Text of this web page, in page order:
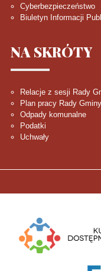
Cyberbezpieczeństwo
Biuletyn Informacji
NA SKRÓTY
Relacje z sesji Rady
Plan pracy Rady Gminy
Odpady komunalne
Podatki
Uchwały